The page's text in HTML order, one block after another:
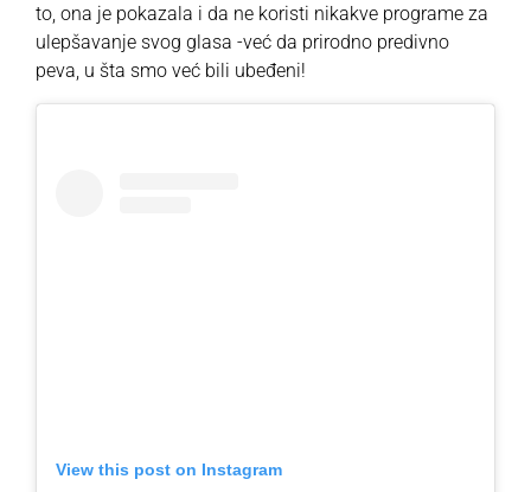
to, ona je pokazala i da ne koristi nikakve programe za
ulepšavanje svog glasa -već da prirodno predivno
peva, u šta smo već bili ubeđeni!
View this post on Instagram